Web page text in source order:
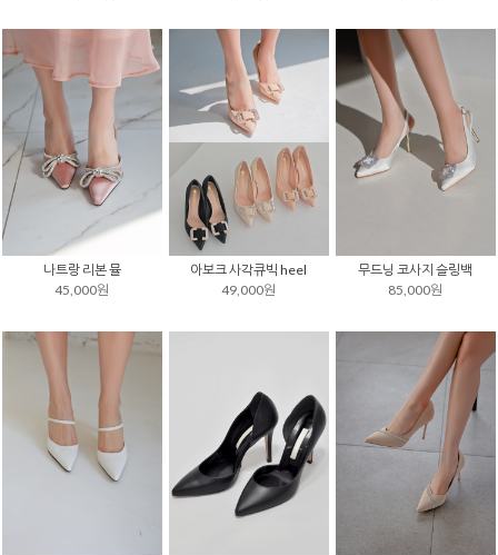
나트랑 리본 뮬
45,000원
아보크 사각큐빅 heel
49,000원
무드닝 코사지 슬링백
85,000원